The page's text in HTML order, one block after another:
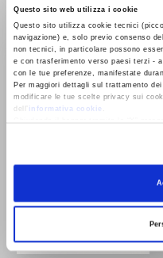
Questo sito web utilizza i cookie
Questo sito utilizza cookie tecnici
navigazione) e, solo previo consenso
non tecnici, in particolare possono
e con trasferimento verso paesi terzi -
con le tue preferenze, manifestate
Per maggiori dettagli sul trattamento
modificare le tue scelte privacy sui
dell’
informativa cookie
Materada
Fulvio Tomizza